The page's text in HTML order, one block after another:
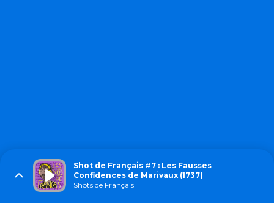
Shot de Français #7 : Les Fausses
Confidences de Marivaux (1737)
Shots de Français